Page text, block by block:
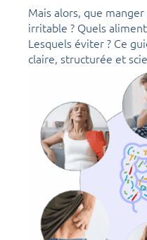
Mais alors, que
irritable ? Quels
Lesquels éviter ? Ce
claire, structurée et